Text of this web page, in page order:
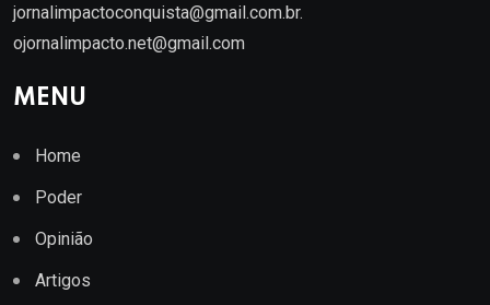
jornalimpactoconquista@gmail.com.br.
ojornalimpacto.net@gmail.com
MENU
Home
Poder
Opinião
Artigos